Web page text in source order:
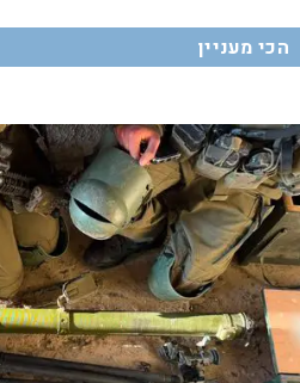
הכי מעניין